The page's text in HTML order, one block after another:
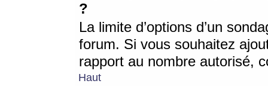
?
La limite d’options d’un
forum. Si vous souhaitez
rapport au nombre autorisé,
Haut